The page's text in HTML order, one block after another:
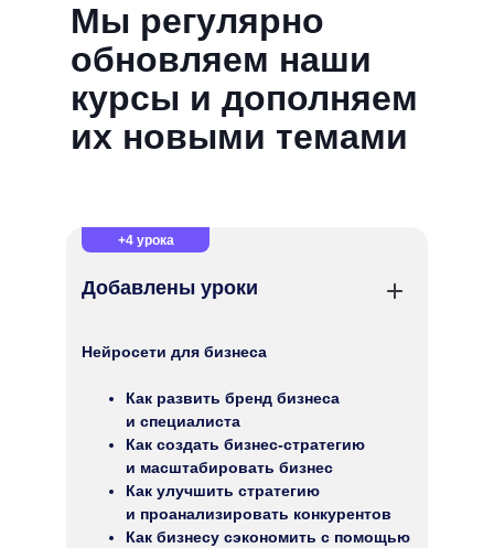
Мы регулярно
обновляем наши
курсы и дополняем
их новыми темами
+4 урока
Добавлены уроки
Как развить бренд бизнеса
и специалиста
Как создать бизнес-стратегию
и масштабировать бизнес
Как улучшить стратегию
и проанализировать конкурентов
Как бизнесу сэкономить с помощью
Нейросети для бизнеса